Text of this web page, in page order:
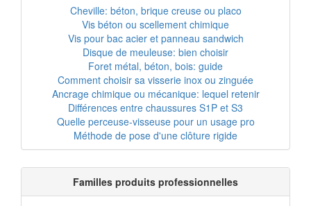
Cheville: béton, brique creuse ou placo
Vis béton ou scellement chimique
Vis pour bac acier et panneau sandwich
Disque de meuleuse: bien choisir
Foret métal, béton, bois: guide
Comment choisir sa visserie inox ou zinguée
Ancrage chimique ou mécanique: lequel retenir
Différences entre chaussures S1P et S3
Quelle perceuse-visseuse pour un usage pro
Méthode de pose d'une clôture rigide
Familles produits professionnelles